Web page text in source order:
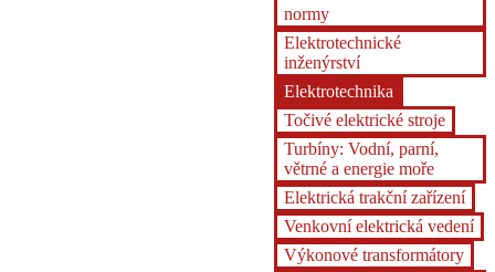
normy
Elektrotechnické
inženýrství
Elektrotechnika
Točivé elektrické stroje
Turbíny: Vodní, parní,
větrné a energie moře
Elektrická trakční zařízení
Venkovní elektrická vedení
Výkonové transformátory